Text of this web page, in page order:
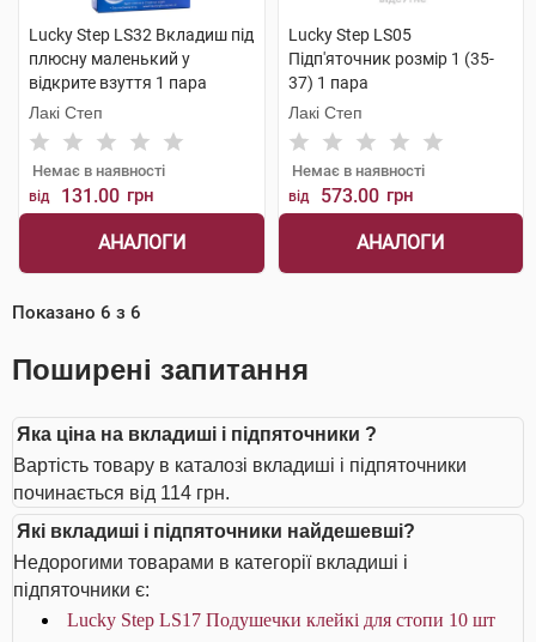
Lucky Step LS32 Вкладиш під
плюсну маленький у
відкрите взуття 1 пара
Лакі Степ
Немає в наявності
від 131.00 грн
АНАЛОГИ
Lucky Step LS05
Підп'яточник розмір 1 (35-
37) 1 пара
Лакі Степ
Немає в наявності
від 573.00 грн
АНАЛОГИ
Показано 6 з 6
Поширені запитання
Яка ціна на вкладиші і підпяточники ?
Вартість товару в каталозі вкладиші і підпяточники
починається від 114 грн.
Які вкладиші і підпяточники найдешевші?
Недорогими товарами в категорії вкладиші і
підпяточники є:
Lucky Step LS17 Подушечки клейкі для стопи 10 шт